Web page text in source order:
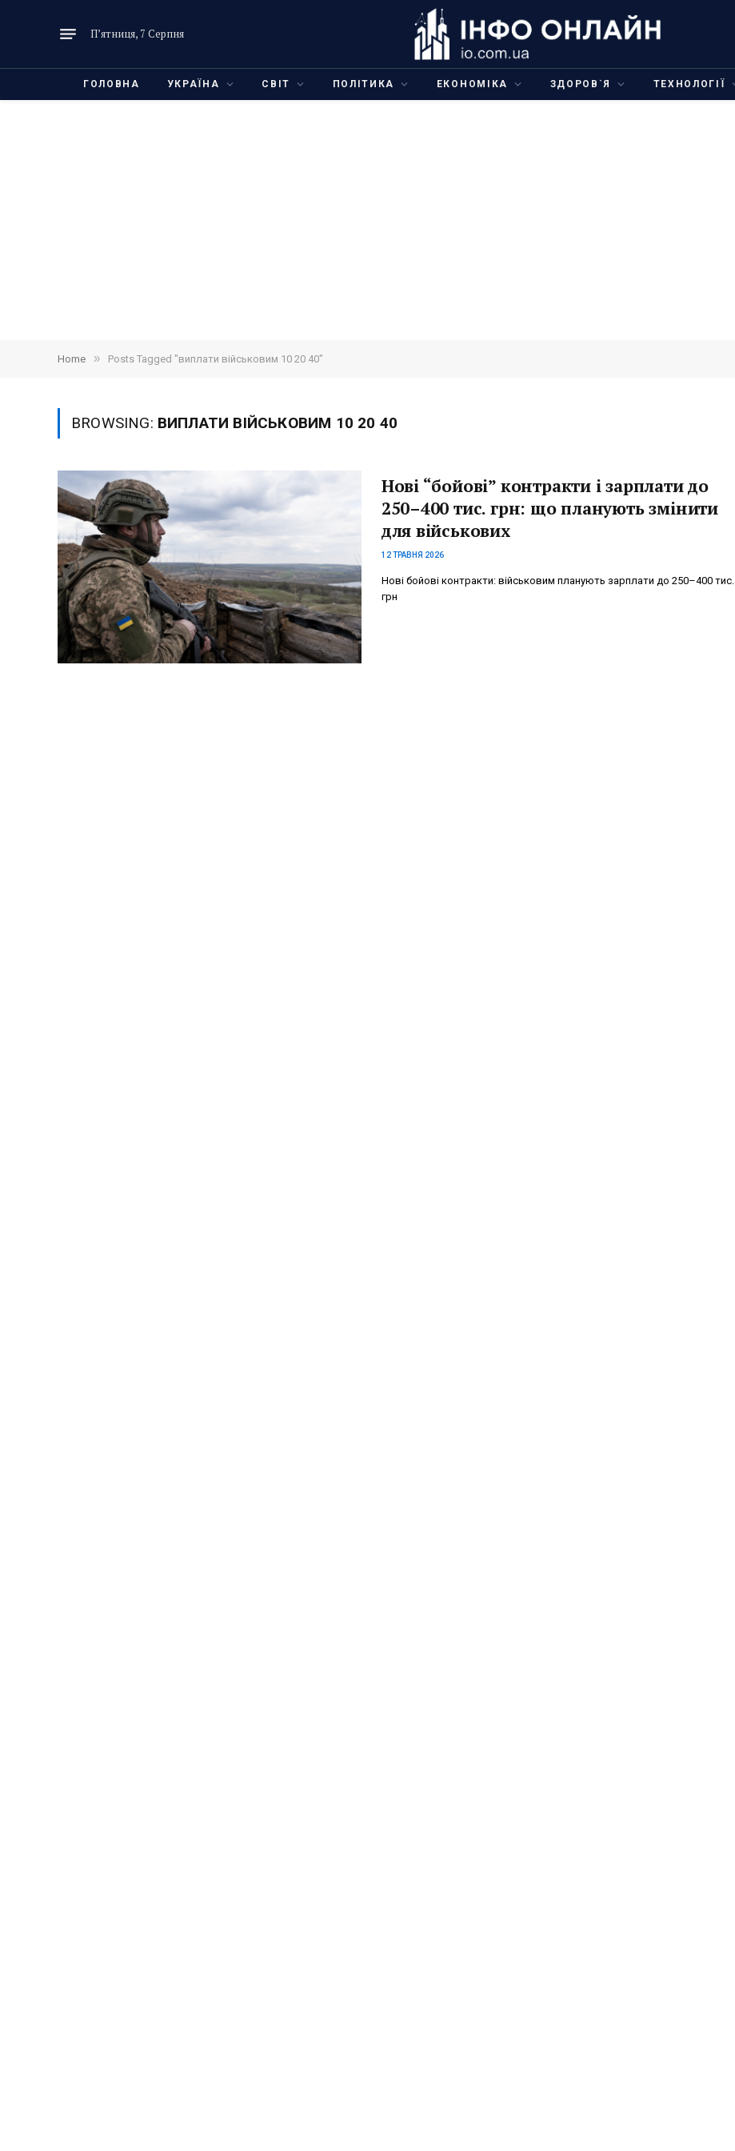
П’ятниця, 7 Серпня
ГОЛОВНА УКРАЇНА СВІТ ПОЛІТИКА ЕКОНОМІКА ЗДОРОВ`Я ТЕХНОЛОГІЇ
Home » Posts Tagged "виплати військовим 10 20 40"
BROWSING: ВИПЛАТИ ВІЙСЬКОВИМ 10 20 40
Нові “бойові” контракти і зарплати до
250–400 тис. грн: що планують змінити
для військових
12 ТРАВНЯ 2026
Нові бойові контракти: військовим планують зарплати до 250–400 тис.
грн